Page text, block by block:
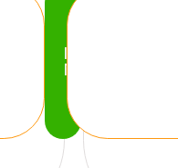
Köp
Nu